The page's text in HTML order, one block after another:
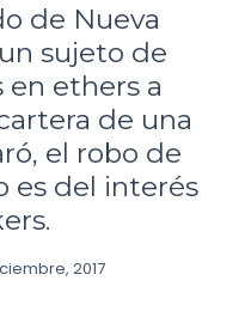
de Nueva
sujeto de
en ethers a
de una
el robo de
es del interés
2017